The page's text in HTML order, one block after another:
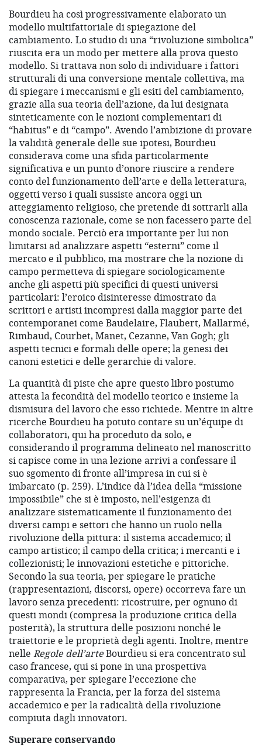
Bourdieu ha così progressivamente elaborato un
modello multifattoriale di spiegazione del
cambiamento. Lo studio di una “rivoluzione simbolica”
riuscita era un modo per mettere alla prova questo
modello. Si trattava non solo di individuare i fattori
strutturali di una conversione mentale collettiva, ma
di spiegare i meccanismi e gli esiti del cambiamento,
grazie alla sua teoria dell’azione, da lui designata
sinteticamente con le nozioni complementari di
“habitus” e di “campo”. Avendo l’ambizione di provare
la validità generale delle sue ipotesi, Bourdieu
considerava come una sfida particolarmente
significativa e un punto d’onore riuscire a rendere
conto del funzionamento dell’arte e della letteratura,
oggetti verso i quali sussiste ancora oggi un
atteggiamento religioso, che pretende di sottrarli alla
conoscenza razionale, come se non facessero parte del
mondo sociale. Perciò era importante per lui non
limitarsi ad analizzare aspetti “esterni” come il
mercato e il pubblico, ma mostrare che la nozione di
campo permetteva di spiegare sociologicamente
anche gli aspetti più specifici di questi universi
particolari: l’eroico disinteresse dimostrato da
scrittori e artisti incompresi dalla maggior parte dei
contemporanei come Baudelaire, Flaubert, Mallarmé,
Rimbaud, Courbet, Manet, Cezanne, Van Gogh; gli
aspetti tecnici e formali delle opere; la genesi dei
canoni estetici e delle gerarchie di valore.
La quantità di piste che apre questo libro postumo
attesta la fecondità del modello teorico e insieme la
dismisura del lavoro che esso richiede. Mentre in altre
ricerche Bourdieu ha potuto contare su un’équipe di
collaboratori, qui ha proceduto da solo, e
considerando il programma delineato nel manoscritto
si capisce come in una lezione arrivi a confessare il
suo sgomento di fronte all’impresa in cui si è
imbarcato (p. 259). L’indice dà l’idea della “missione
impossibile” che si è imposto, nell’esigenza di
analizzare sistematicamente il funzionamento dei
diversi campi e settori che hanno un ruolo nella
rivoluzione della pittura: il sistema accademico; il
campo artistico; il campo della critica; i mercanti e i
collezionisti; le innovazioni estetiche e pittoriche.
Secondo la sua teoria, per spiegare le pratiche
(rappresentazioni, discorsi, opere) occorreva fare un
lavoro senza precedenti: ricostruire, per ognuno di
questi mondi (compresa la produzione critica della
posterità), la struttura delle posizioni nonché le
traiettorie e le proprietà degli agenti. Inoltre, mentre
nelle Regole dell’arteBourdieu si era concentrato sul
caso francese, qui si pone in una prospettiva
comparativa, per spiegare l’eccezione che
rappresenta la Francia, per la forza del sistema
accademico e per la radicalità della rivoluzione
compiuta dagli innovatori.
Superare conservando